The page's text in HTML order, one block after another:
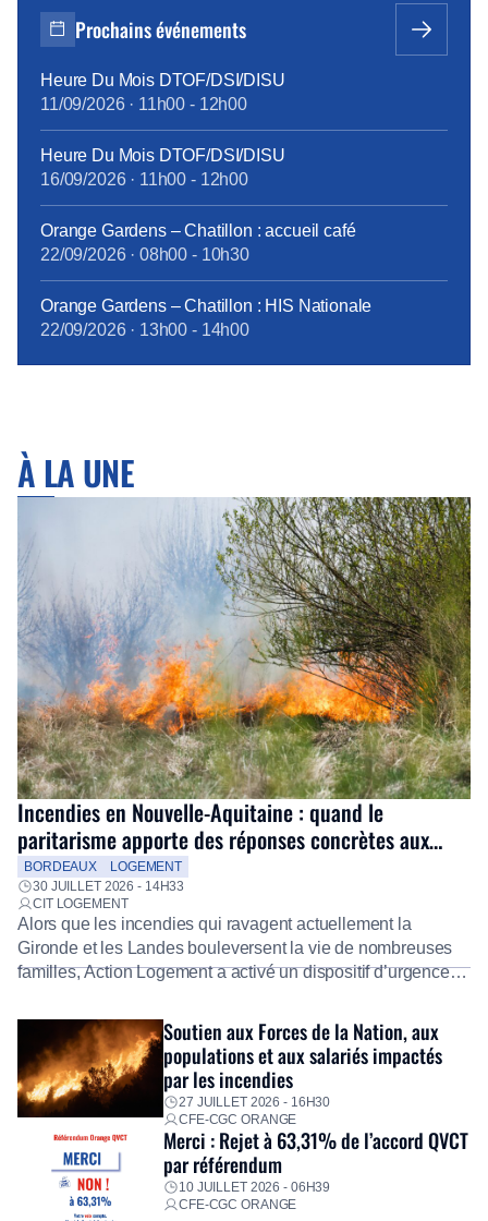
salariale Orange et de notre revendication de
modernisation.
Prochains événements
Heure Du Mois DTOF/DSI/DISU
11/09/2026· 11h00 - 12h00
Heure Du Mois DTOF/DSI/DISU
16/09/2026· 11h00 - 12h00
Orange Gardens – Chatillon : accueil café
22/09/2026· 08h00 - 10h30
Orange Gardens – Chatillon : HIS Nationale
22/09/2026· 13h00 - 14h00
À LA UNE
Incendies en Nouvelle-Aquitaine : quand le
paritarisme apporte des réponses concrètes aux
salariés
BORDEAUX
LOGEMENT
30 JUILLET 2026 - 14H33
CIT LOGEMENT
Alors que les incendies qui ravagent actuellement la
Gironde et les Landes bouleversent la vie de nombreuses
familles, Action Logement a activé un dispositif d’urgence
Fidèle à sa mission d’utilité sociale, le Groupe mobilise
immédiatement ses équipes afin de proposer un diagnostic
personnalisé, des aides financières pour faire face aux
premières dépenses, […]
Soutien aux Forces de la Nation, aux
populations et aux salariés impactés
par les incendies
27 JUILLET 2026 - 16H30
CFE-CGC ORANGE
Merci : Rejet à 63,31% de l’accord QVCT
par référendum
10 JUILLET 2026 - 06H39
CFE-CGC ORANGE